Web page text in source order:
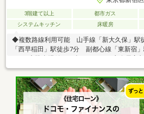
3階建て以上 都市ガス
システムキッチン
床暖房
◆複数路線利用可能 山手線「新大久保」駅
「西早稲田」駅徒歩7分 副都心線「東新宿
コニーで風通し良好！■CENTURY21住新セン
なサービスで安心のサポート体制を敷いて
暮らしにあったご提案◇経験豊富な知識を持
ースタッフ多数◇小さなお子様や、お仕事で
安心の無料送迎サービス